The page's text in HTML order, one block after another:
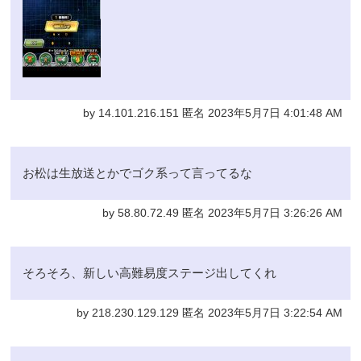
by 14.101.216.151 匿名 2023年5月7日 4:01:48 AM
お松は生放送とかでゴク系って言ってるな
by 58.80.72.49 匿名 2023年5月7日 3:26:26 AM
そろそろ、新しい高難易度ステージ出してくれ
by 218.230.129.129 匿名 2023年5月7日 3:22:54 AM